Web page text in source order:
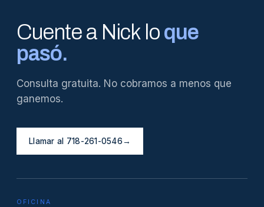
Cuente a Nick lo que
pasó.
Consulta gratuita. No cobramos a menos que
ganemos.
Llamar al 718-261-0546→
OFICINA